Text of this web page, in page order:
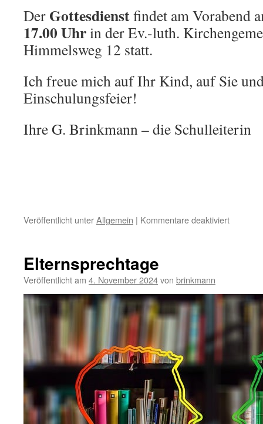
Der Gottesdienstfindet am Vorabend
17.00 Uhrin der Ev.-luth.
Himmelsweg 12 statt.
Ich freue mich auf Ihr Kind, auf Sie
Einschulungsfeier!
Ihre G. Brinkmann – die Schulleiterin
Veröffentlicht unterAllgemein | Kommentare deaktiviertfür
Elternsprechtage
Veröffentlicht am 4. November 2024von brinkmann